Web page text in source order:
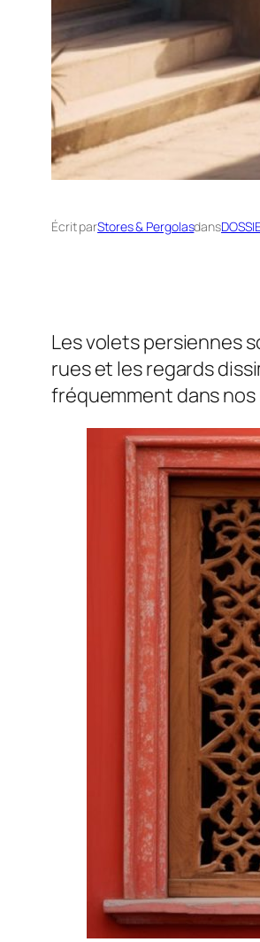
Écrit parStores & Pergolasdans
Les volets persiennes
rues et les regards
fréquemment dans